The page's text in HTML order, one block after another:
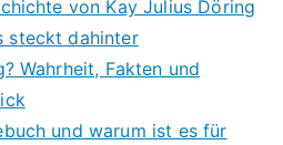
von Kay Julius Döring
steckt dahinter
Wahrheit, Fakten und
und warum ist es für